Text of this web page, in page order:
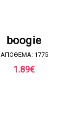
boogie
ΑΠΟΘΕΜΑ: 1775
1.89€